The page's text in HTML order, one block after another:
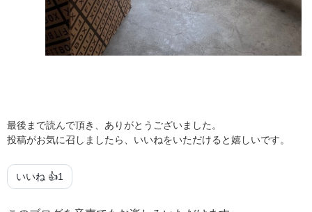
最後まで読んで頂き、ありがとうございました。
投稿がお気に召しましたら、いいねをいただけると嬉しいです。
いいね 👍1